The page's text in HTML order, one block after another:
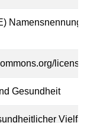
Namensnennung
Gesundheit